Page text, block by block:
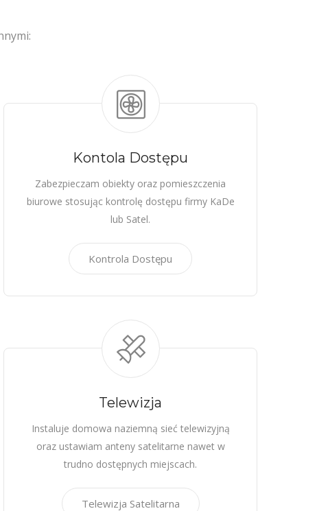
Kontola Dostępu
Zabezpieczam obiekty oraz pomieszczenia
biurowe stosując kontrolę dostępu firmy KaDe
lub Satel.
Kontrola Dostępu
Telewizja
Instaluje domowa naziemną sieć telewizyjną
oraz ustawiam anteny satelitarne nawet w
trudno dostępnych miejscach.
Telewizja Satelitarna